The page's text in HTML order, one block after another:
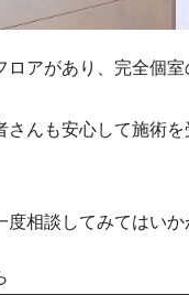
ロアがあり、完全個
さんも安心して施術
度相談してみてはいか